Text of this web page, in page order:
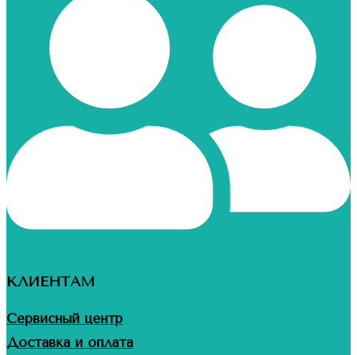
КЛИЕНТАМ
Сервисный центр
Доставка и оплата